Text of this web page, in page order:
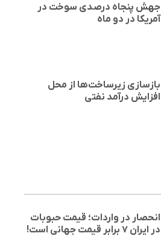
جهش پنجاه درصدی سوخت در
آمریکا در دو ماه
بازسازی زیرساخت‌ها از محل
افزایش درآمد نفتی
انحصار در واردات؛ قیمت حبوبات
در ایران ۷ برابر قیمت جهانی است!